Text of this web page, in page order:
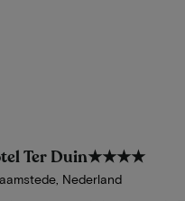
Ter Duin★★★★
Nederland